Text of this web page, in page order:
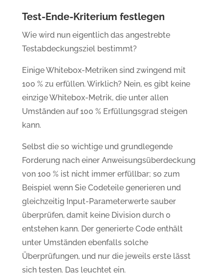
Test-Ende-Kriterium festlegen
Wie wird nun eigentlich das angestrebte
Testabdeckungsziel bestimmt?
Einige Whitebox-Metriken sind zwingend mit
100 % zu erfüllen. Wirklich? Nein, es gibt keine
einzige Whitebox-Metrik, die unter allen
Umständen auf 100 % Erfüllungsgrad steigen
kann.
Selbst die so wichtige und grundlegende
Forderung nach einer Anweisungsüberdeckung
von 100 % ist nicht immer erfüllbar; so zum
Beispiel wenn Sie Codeteile generieren und
gleichzeitig Input-Parameterwerte sauber
überprüfen, damit keine Division durch 0
entstehen kann. Der generierte Code enthält
unter Umständen ebenfalls solche
Überprüfungen, und nur die jeweils erste lässt
sich testen. Das leuchtet ein.